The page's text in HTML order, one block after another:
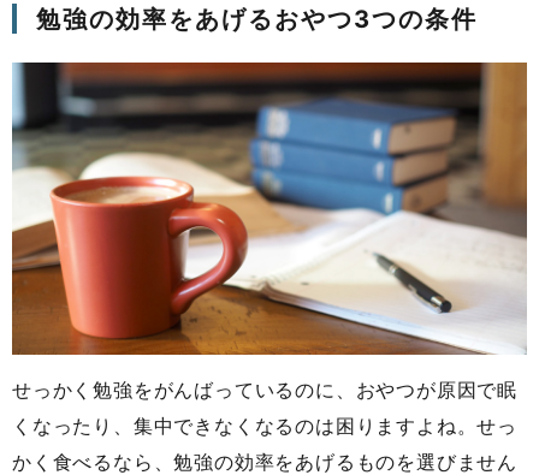
勉強の効率をあげるおやつ3つの条件
せっかく勉強をがんばっているのに、おやつが原因で眠
くなったり、集中できなくなるのは困りますよね。せっ
かく食べるなら、勉強の効率をあげるものを選びません